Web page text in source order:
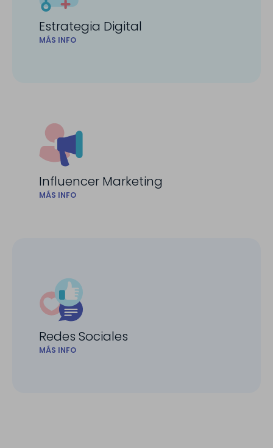
Estrategia Digital
MÁS INFO
Influencer Marketing
MÁS INFO
Redes Sociales
MÁS INFO